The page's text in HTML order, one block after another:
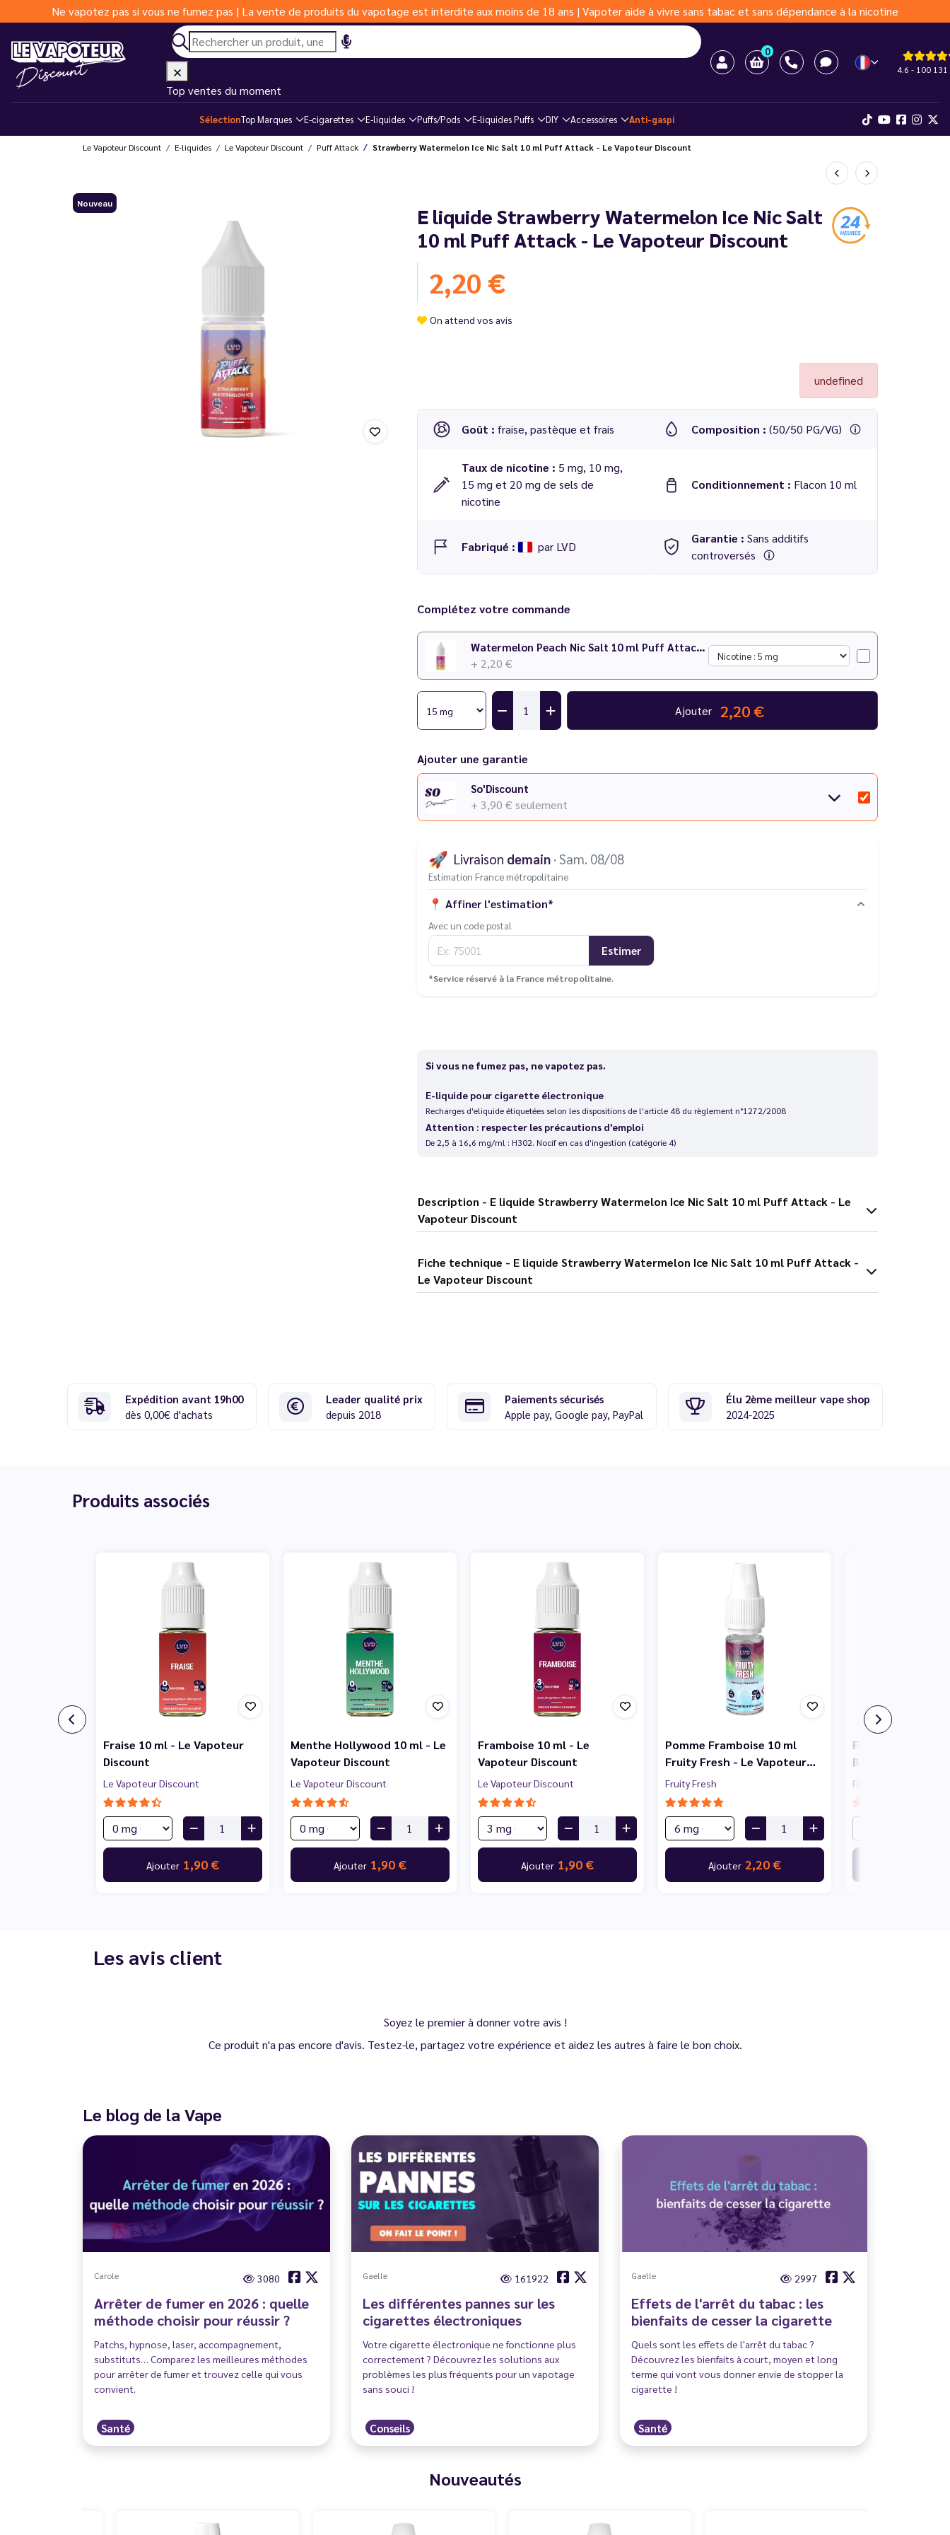
Ne vapotez pas si vous ne fumez pas | La vente de produits du vapotage est interdite aux moins de 18 ans | Vapoter aide à vivre sans tabac et sans dépendance à la nicotine
0
4.6 - 100 131
Top ventes du moment
SélectionTop Marques E-cigarettes E-liquides Puffs/Pods E-liquides Puffs DIY Accessoires Anti-gaspi
Le Vapoteur Discount E-liquides Le Vapoteur Discount Puff Attack Strawberry Watermelon Ice Nic Salt 10 ml Puff Attack - Le Vapoteur Discount
Nouveau
E liquide Strawberry Watermelon Ice Nic Salt
10 ml Puff Attack - Le Vapoteur Discount
2,20 €
On attend vos avis
undefined
Goût : fraise, pastèque et frais Composition : (50/50 PG/VG)
Taux de nicotine : 5 mg, 10 mg,
15 mg et 20 mg de sels de
nicotine
Conditionnement : Flacon 10 ml
Fabriqué : par LVD
Garantie : Sans additifs
controversés
Complétez votre commande
Watermelon Peach Nic Salt 10 ml Puff Attack - Le Vapoteur Discount
+ 2,20 €
Ajouter 2,20 €
Ajouter une garantie
So'Discount
+ 3,90 € seulement
🚀 Livraison demain · Sam. 08/08
Estimation France métropolitaine
📍 Affiner l'estimation*
Avec un code postal
Estimer
*Service réservé à la France métropolitaine.
Si vous ne fumez pas, ne vapotez pas.
E-liquide pour cigarette électronique
Recharges d'eliquide étiquetées selon les dispositions de l'article 48 du règlement n°1272/2008
Attention : respecter les précautions d'emploi
De 2,5 à 16,6 mg/ml : H302. Nocif en cas d'ingestion (catégorie 4)
Description - E liquide Strawberry Watermelon Ice Nic Salt 10 ml Puff Attack - Le
Vapoteur Discount
Fiche technique - E liquide Strawberry Watermelon Ice Nic Salt 10 ml Puff Attack -
Le Vapoteur Discount
Expédition avant 19h00
dès 0,00€ d'achats
Leader qualité prix
depuis 2018
Paiements sécurisés
Apple pay, Google pay, PayPal
Élu 2ème meilleur vape shop
2024-2025
Produits associés
Fraise 10 ml - Le Vapoteur
Discount
Le Vapoteur Discount
Ajouter 1,90 €
Menthe Hollywood 10 ml - Le
Vapoteur Discount
Le Vapoteur Discount
Ajouter 1,90 €
Framboise 10 ml - Le
Vapoteur Discount
Le Vapoteur Discount
Ajouter 1,90 €
Pomme Framboise 10 ml
Fruity Fresh - Le Vapoteur…
Fruity Fresh
Ajouter 2,20 €
Fruits Rouges
Blanc 10 ml
Fruity Fresh
Les avis client
Soyez le premier à donner votre avis !
Ce produit n'a pas encore d'avis. Testez-le, partagez votre expérience et aidez les autres à faire le bon choix.
Le blog de la Vape
Carole 3080
Arrêter de fumer en 2026 : quelle
méthode choisir pour réussir ?
Patchs, hypnose, laser, accompagnement,
substituts… Comparez les meilleures méthodes
pour arrêter de fumer et trouvez celle qui vous
convient.
Santé
Gaelle 161922
Les différentes pannes sur les
cigarettes électroniques
Votre cigarette électronique ne fonctionne plus
correctement ? Découvrez les solutions aux
problèmes les plus fréquents pour un vapotage
sans souci !
Conseils
Gaelle 2997
Effets de l'arrêt du tabac : les
bienfaits de cesser la cigarette
Quels sont les effets de l'arrêt du tabac ?
Découvrez les bienfaits à court, moyen et long
terme qui vont vous donner envie de stopper la
cigarette !
Santé
Nouveautés